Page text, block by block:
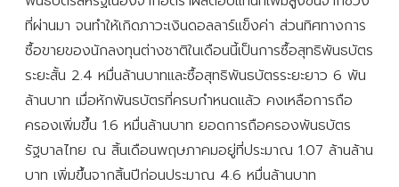
ที่ผ่านมา จนทำให้เกิดภาวะเงินดอลลาร์แข็งค่า ส่วนทิศทางการ
ซื้อขายของนักลงทุนต่างชาติในเดือนนี้เป็นการซื้อสุทธิพันธบัตร
ระยะสั้น 2.4 หมื่นล้านบาทและซื้อสุทธิพันธบัตรระยะยาว 6 พัน
ล้านบาท เมื่อหักพันธบัตรที่ครบกำหนดแล้ว คงเหลือการถือ
ครองเพิ่มขึ้น 1.6 หมื่นล้านบาท ยอดการถือครองพันธบัตร
รัฐบาลไทย ณ สิ้นเดือนพฤษภาคมอยู่ที่ประมาณ 1.07 ล้านล้าน
บาท เพิ่มขึ้นจากสิ้นปีก่อนประมาณ 4.6 หมื่นล้านบาท